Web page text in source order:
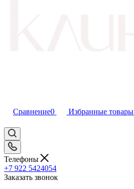
Сравнение0 Избранные товары
Телефоны
+7 922 5424054
Заказать звонок